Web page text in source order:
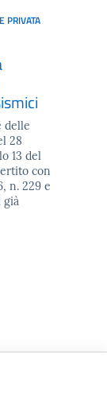
PRIVATA
delle
28
13 del
con
n. 229 e
già